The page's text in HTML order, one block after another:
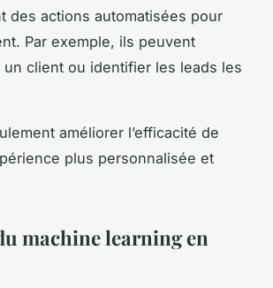
des actions automatisées pour
Par exemple, ils peuvent
client ou identifier les leads les
améliorer l’efficacité de
plus personnalisée et
machine learning en